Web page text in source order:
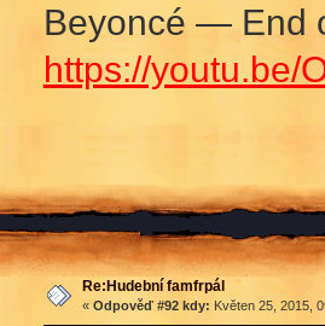
Beyoncé — End
https://youtu.be/
Re:Hudební famfrpál
« Odpověď #92 kdy: Květen 25, 2015,